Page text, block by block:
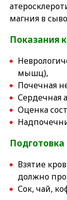
магния в
Показания
мышц),
Почечная
Сердечная
Оценка
Взятие
должно
Сок, чай,